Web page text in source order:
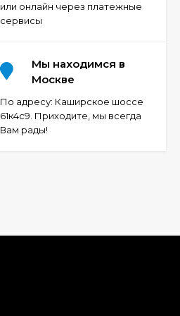
или онлайн через платежные
сервисы
Мы находимся в
Москве
По адресу: Каширское шоссе
61к4с9. Приходите, мы всегда
Вам рады!